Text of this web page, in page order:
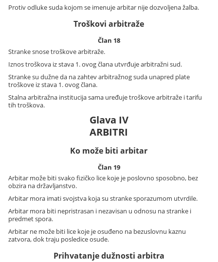
Protiv odluke suda kojom se imenuje arbitar nije dozvoljena žalba.
Troškovi arbitraže
Član 18
Stranke snose troškove arbitraže.
Iznos troškova iz stava 1. ovog člana utvrđuje arbitražni sud.
Stranke su dužne da na zahtev arbitražnog suda unapred plate
troškove iz stava 1. ovog člana.
Stalna arbitražna institucija sama uređuje troškove arbitraže i tarifu
tih troškova.
Glava IV
ARBITRI
Ko može biti arbitar
Član 19
Arbitar može biti svako fizičko lice koje je poslovno sposobno, bez
obzira na državljanstvo.
Arbitar mora imati svojstva koja su stranke sporazumom utvrdile.
Arbitar mora biti nepristrasan i nezavisan u odnosu na stranke i
predmet spora.
Arbitar ne može biti lice koje je osuđeno na bezuslovnu kaznu
zatvora, dok traju posledice osude.
Prihvatanje dužnosti arbitra